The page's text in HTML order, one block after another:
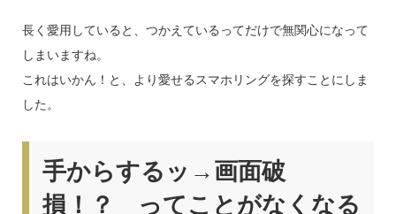
長く愛用していると、つかえているってだけで無関心になって
しまいますね。
これはいかん！と、より愛せるスマホリングを探すことにしま
した。
手からするッ→画面破
損！？ ってことがなくなる